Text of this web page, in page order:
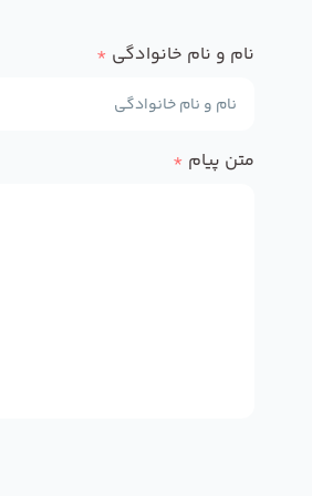
نام و نام خانوادگی *
متن پیام *